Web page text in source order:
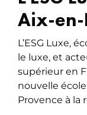
Aix-en-
L’ESG Luxe,
le luxe, et
supérieur en
nouvelle
Provence à la